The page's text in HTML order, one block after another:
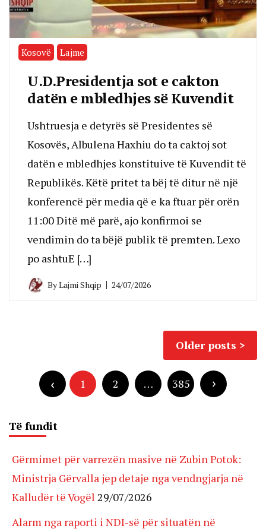
Kosovë Lajme
U.D.Presidentja sot e cakton
datën e mbledhjes së Kuvendit
Ushtruesja e detyrës së Presidentes së
Kosovës, Albulena Haxhiu do ta caktoj sot
datën e mbledhjes konstituive të Kuvendit të
Republikës. Këtë pritet ta bëj të ditur në një
konferencë për media që e ka ftuar për orën
11:00 Ditë më parë, ajo konfirmoi se
vendimin do ta bëjë publik të premten. Lexo
po ashtu​E […]
ByLajmi Shqip 24/07/2026
Older posts
pagination
1 2 … 385
Të fundit
Gërmimet për varrezën masive në Zubin Potok:
Ministrja Gërvalla jep detaje nga vendngjarja në
Kalludër të Vogël 29/07/2026
Alarm nga raporti i NDI-së për situatën në